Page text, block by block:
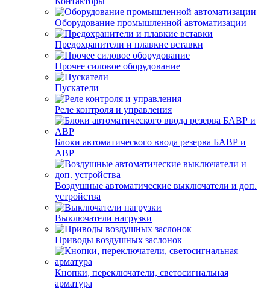
Оборудование промышленной автоматизации
Предохранители и плавкие вставки
Прочее силовое оборудование
Пускатели
Реле контроля и управления
Блоки автоматического ввода резерва БАВР и
АВР
Воздушные автоматические выключатели и доп.
устройства
Выключатели нагрузки
Приводы воздушных заслонок
Кнопки, переключатели, светосигнальная
арматура